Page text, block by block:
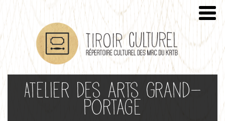
Atelier des arts Grand-
Portage